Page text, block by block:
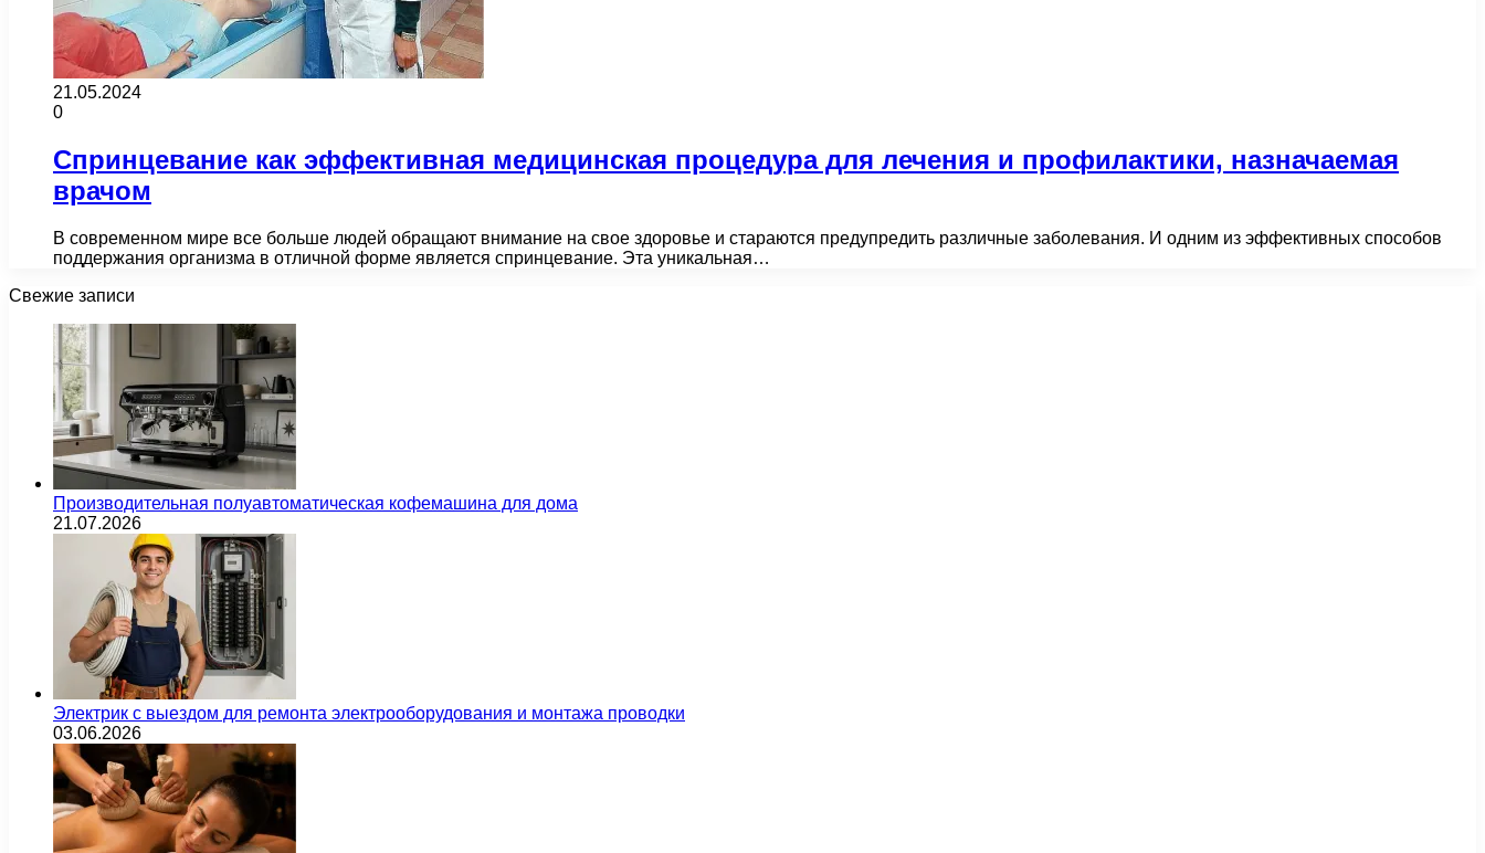
21.05.2024
0
Спринцевание как эффективная медицинская процедура для лечения и профилактики, назначаемая
врачом
В современном мире все больше людей обращают внимание на свое здоровье и стараются предупредить различные заболевания. И одним из эффективных способов
поддержания организма в отличной форме является спринцевание. Эта уникальная…
Свежие записи
Производительная полуавтоматическая кофемашина для дома
21.07.2026
Электрик с выездом для ремонта электрооборудования и монтажа проводки
03.06.2026